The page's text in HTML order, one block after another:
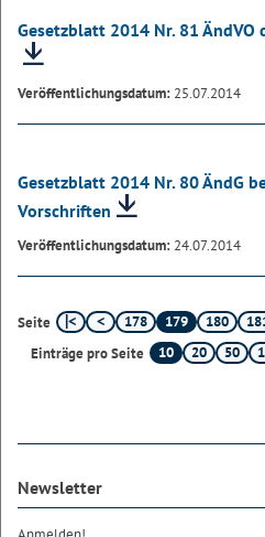
Gesetzblatt 2014 Nr. 81
Veröffentlichungsdatum: 25.07.2014
Gesetzblatt 2014 Nr. 80 ÄndG
Vorschriften
Veröffentlichungsdatum: 24.07.2014
Seite 178 179 180
Einträge pro Seite
10 20 50
Newsletter